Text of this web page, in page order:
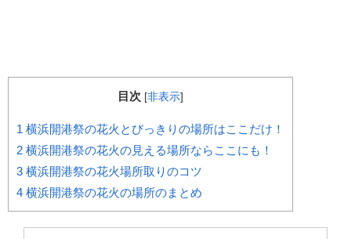
目次 [非表示]
1 横浜開港祭の花火とびっきりの場所はここだけ！
2 横浜開港祭の花火の見える場所ならここにも！
3 横浜開港祭の花火場所取りのコツ
4 横浜開港祭の花火の場所のまとめ